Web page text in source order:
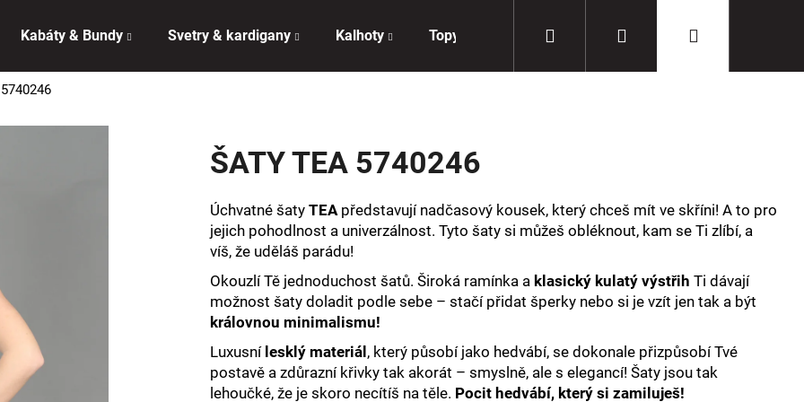
Kabáty & Bundy Svetry & kardigany Kalhoty Topy Doplňky Přihlášení
ŠATY TEA 5740246
Úchvatné šaty TEA představují nadčasový kousek, který chceš mít ve skříni! A to pro
jejich pohodlnost a univerzálnost. Tyto šaty si můžeš obléknout, kam se Ti zlíbí, a
víš, že uděláš parádu!
Okouzlí Tě jednoduchost šatů. Široká ramínka a klasický kulatý výstřih Ti dávají
možnost šaty doladit podle sebe – stačí přidat šperky nebo si je vzít jen tak a být
královnou minimalismu!
Luxusní lesklý materiál, který působí jako hedvábí, se dokonale přizpůsobí Tvé
postavě a zdůrazní křivky tak akorát – smyslně, ale s elegancí! Šaty jsou tak
lehoučké, že je skoro necítíš na těle. Pocit hedvábí, který si zamiluješ!
Co potřebujete najít?
HLEDAT